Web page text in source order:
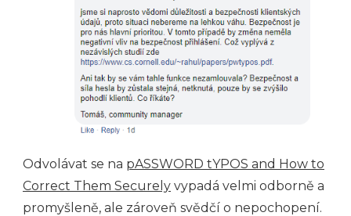
Odvolávat se na pASSWORD tYPOS and How to
Correct Them Securely vypadá velmi odborně a
promyšleně, ale zároveň svědčí o nepochopení.